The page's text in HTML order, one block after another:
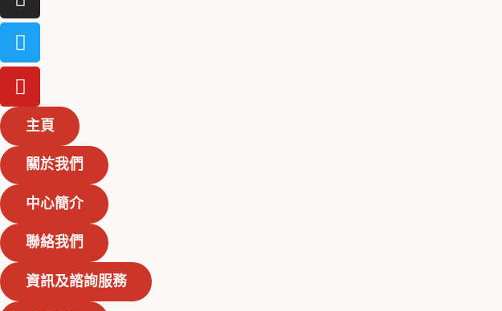
主頁
關於我們
中心簡介
聯絡我們
資訊及諮詢服務